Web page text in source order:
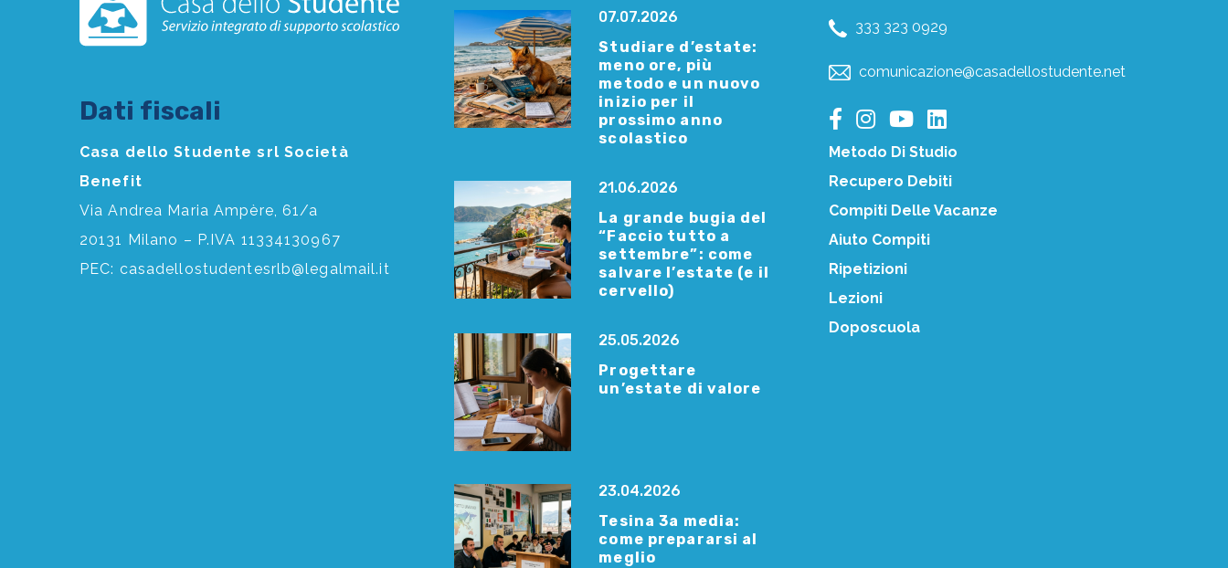
Dati fiscali
Casa dello Studente srl Società
Benefit
Via Andrea Maria Ampère, 61/a
20131 Milano – P.IVA 11334130967
PEC: casadellostudentesrlb@legalmail.it
07.07.2026
Studiare d’estate:
meno ore, più
metodo e un nuovo
inizio per il
prossimo anno
scolastico
21.06.2026
La grande bugia del
“Faccio tutto a
settembre”: come
salvare l’estate (e il
cervello)
25.05.2026
Progettare
un’estate di valore
23.04.2026
Tesina 3a media:
come prepararsi al
meglio
333 323 0929
comunicazione@casadellostudente.net
Metodo Di Studio
Recupero Debiti
Compiti Delle Vacanze
Aiuto Compiti
Ripetizioni
Lezioni
Doposcuola